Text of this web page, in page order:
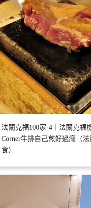
法蘭克福100家-4｜法蘭克福
Corner牛排自己煎好過癮（
食）